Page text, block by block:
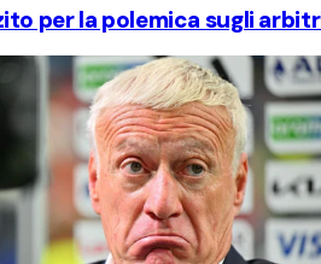
per la polemica sugli